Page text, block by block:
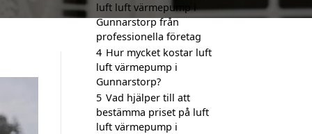
luft luft värmepump i
Gunnarstorp från
professionella företag
4 Hur mycket kostar luft
luft värmepump i
Gunnarstorp?
5 Vad hjälper till att
bestämma priset på luft
luft värmepump i